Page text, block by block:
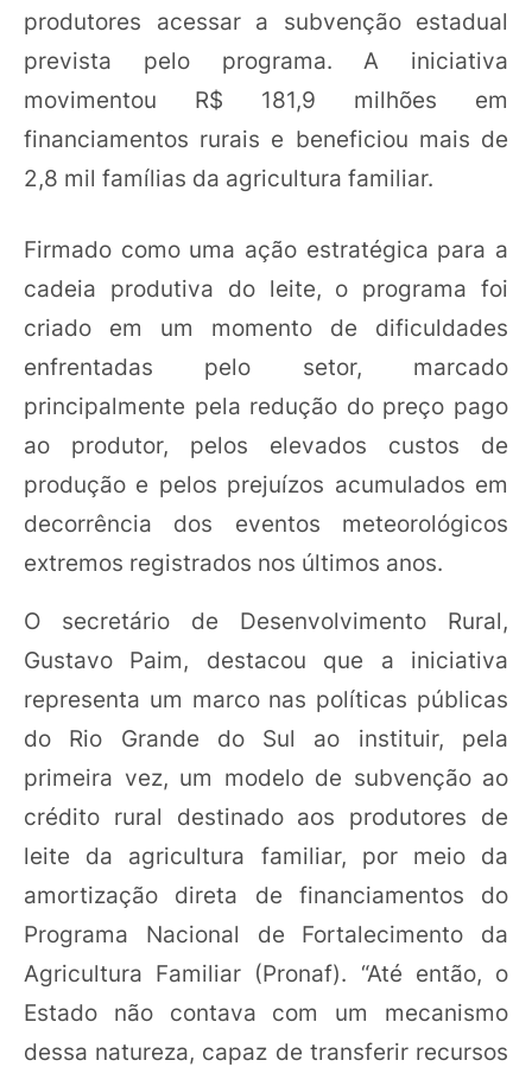
produtores acessar a subvenção estadual
prevista pelo programa. A iniciativa
movimentou R$ 181,9 milhões em
financiamentos rurais e beneficiou mais de
2,8 mil famílias da agricultura familiar.
Firmado como uma ação estratégica para a
cadeia produtiva do leite, o programa foi
criado em um momento de dificuldades
enfrentadas pelo setor, marcado
principalmente pela redução do preço pago
ao produtor, pelos elevados custos de
produção e pelos prejuízos acumulados em
decorrência dos eventos meteorológicos
extremos registrados nos últimos anos.
O secretário de Desenvolvimento Rural,
Gustavo Paim, destacou que a iniciativa
representa um marco nas políticas públicas
do Rio Grande do Sul ao instituir, pela
primeira vez, um modelo de subvenção ao
crédito rural destinado aos produtores de
leite da agricultura familiar, por meio da
amortização direta de financiamentos do
Programa Nacional de Fortalecimento da
Agricultura Familiar (Pronaf). “Até então, o
Estado não contava com um mecanismo
dessa natureza, capaz de transferir recursos